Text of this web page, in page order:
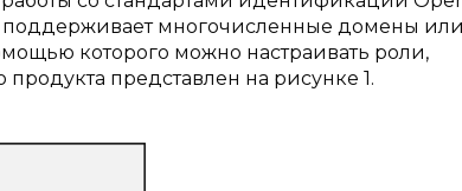
поддерживает многочисленные домены
которого можно настраивать роли,
представлен на рисунке 1.